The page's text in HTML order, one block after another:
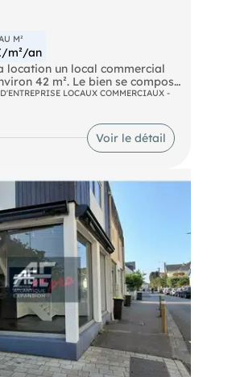
M²
m²/an
location un local commercial
42 m². Le bien se compose
34 m² ainsi que d'une
et d'un sanitaire avec point
votre marchandise devant la
la place et la visibilité!
sur le site
LOCAUX COMMERCIAUX -
Voir le détail